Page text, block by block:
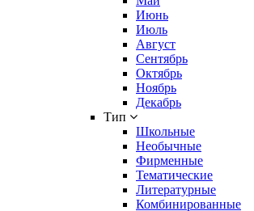
Июнь
Июль
Август
Сентябрь
Октябрь
Ноябрь
Декабрь
Тип
Школьные
Необычные
Фирменные
Тематические
Литературные
Комбинированные